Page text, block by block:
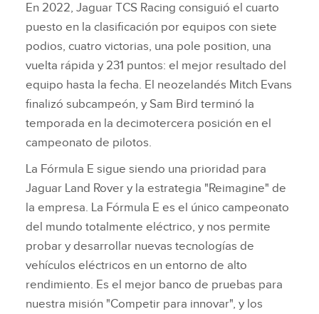
En 2022, Jaguar TCS Racing consiguió el cuarto
puesto en la clasificación por equipos con siete
podios, cuatro victorias, una pole position, una
vuelta rápida y 231 puntos: el mejor resultado del
equipo hasta la fecha. El neozelandés Mitch Evans
finalizó subcampeón, y Sam Bird terminó la
temporada en la decimotercera posición en el
campeonato de pilotos.
La Fórmula E sigue siendo una prioridad para
Jaguar Land Rover y la estrategia "Reimagine" de
la empresa. La Fórmula E es el único campeonato
del mundo totalmente eléctrico, y nos permite
probar y desarrollar nuevas tecnologías de
vehículos eléctricos en un entorno de alto
rendimiento. Es el mejor banco de pruebas para
nuestra misión "Competir para innovar", y los